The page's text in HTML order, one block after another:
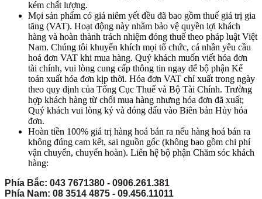
kém chất lượng.
Mọi sản phẩm có giá niêm yết đều đã bao gồm thuế giá trị gia
tăng (VAT). Hoạt động này nhằm bảo vệ quyền lợi khách
hàng và hoàn thành trách nhiệm đóng thuế theo pháp luật Việt
Nam. Chúng tôi khuyến khích mọi tổ chức, cá nhân yêu cầu
hoá đơn VAT khi mua hàng. Quý khách muốn viết hóa đơn
tài chính, vui lòng cung cấp thông tin ngay để bộ phận Kế
toán xuất hóa đơn kịp thời. Hóa đơn VAT chỉ xuất trong ngày
theo quy định của Tổng Cục Thuế và Bộ Tài Chính. Trường
hợp khách hàng từ chối mua hàng nhưng hóa đơn đã xuất;
Quý khách vui lòng ký và đóng dấu vào Biên bản Hủy hóa
đơn.
Hoàn tiền 100% giá trị hàng hoá bán ra nếu hàng hoá bán ra
không đúng cam kết, sai nguồn gốc (không bao gồm chi phí
vận chuyển, chuyển hoàn). Liên hệ bộ phận Chăm sóc khách
hàng:
Phía Bắc: 043 7671380 - 0906.261.381
Phía Nam: 08 3514 4875 - 09.456.11011